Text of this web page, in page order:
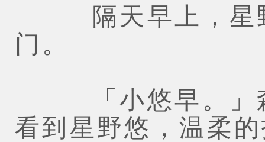
隔天早上，星野
门。
「小悠早。」森
看到星野悠，温柔